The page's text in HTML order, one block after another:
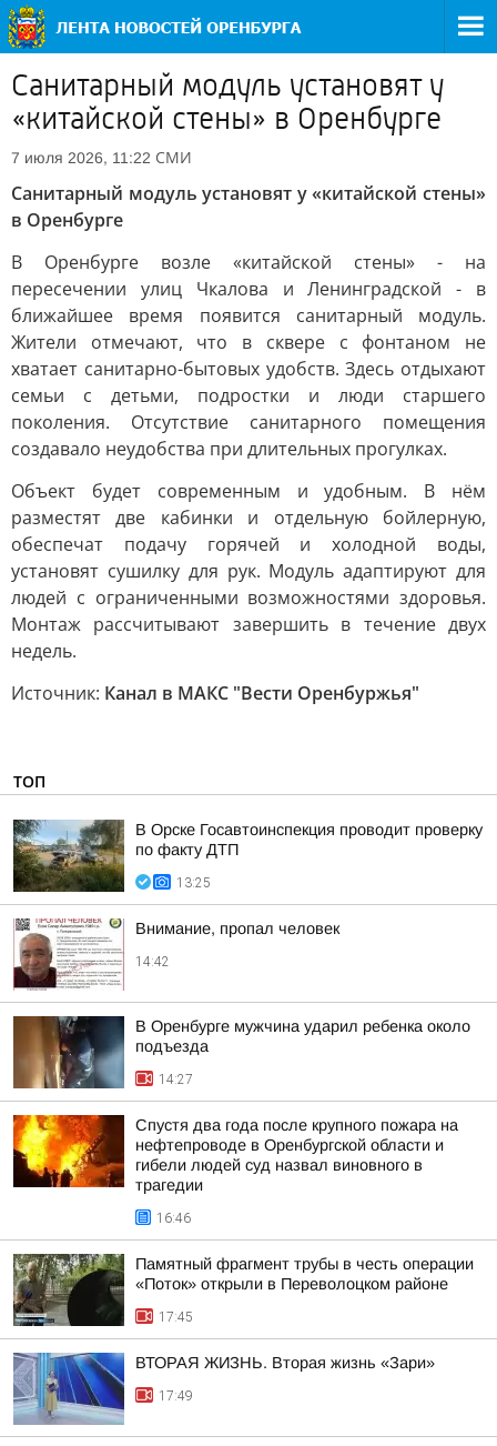
Санитарный модуль установят у
«китайской стены» в Оренбурге
7 июля 2026, 11:22 СМИ
Санитарный модуль установят у «китайской стены»
в Оренбурге
В Оренбурге возле «китайской стены» - на
пересечении улиц Чкалова и Ленинградской - в
ближайшее время появится санитарный модуль.
Жители отмечают, что в сквере с фонтаном не
хватает санитарно-бытовых удобств. Здесь отдыхают
семьи с детьми, подростки и люди старшего
поколения. Отсутствие санитарного помещения
создавало неудобства при длительных прогулках.
Объект будет современным и удобным. В нём
разместят две кабинки и отдельную бойлерную,
обеспечат подачу горячей и холодной воды,
установят сушилку для рук. Модуль адаптируют для
людей с ограниченными возможностями здоровья.
Монтаж рассчитывают завершить в течение двух
недель.
Источник: Канал в МАКС "Вести Оренбуржья"
ТОП
В Орске Госавтоинспекция проводит проверку
по факту ДТП
13:25
Внимание, пропал человек
14:42
В Оренбурге мужчина ударил ребенка около
подъезда
14:27
Спустя два года после крупного пожара на
нефтепроводе в Оренбургской области и
гибели людей суд назвал виновного в
трагедии
16:46
Памятный фрагмент трубы в честь операции
«Поток» открыли в Переволоцком районе
17:45
ВТОРАЯ ЖИЗНЬ. Вторая жизнь «Зари»
17:49